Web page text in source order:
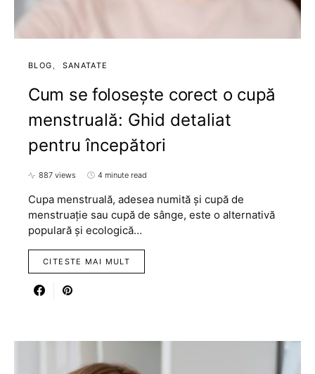
BLOG SANATATE
Cum se folosește corect o cupă
menstruală: Ghid detaliat
pentru începători
887 views 4 minute read
Cupa menstruală, adesea numită și cupă de
menstruație sau cupă de sânge, este o alternativă
populară și ecologică…
CITESTE MAI MULT